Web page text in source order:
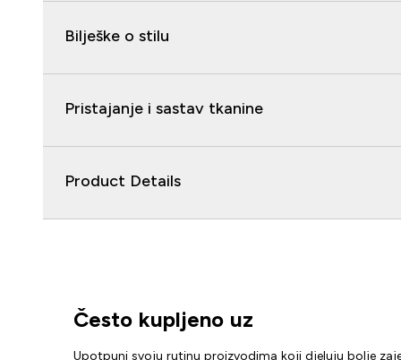
Bilješke o stilu
Pristajanje i sastav tkanine
Product Details
Često kupljeno uz
Upotpuni svoju rutinu proizvodima koji djeluju bolje